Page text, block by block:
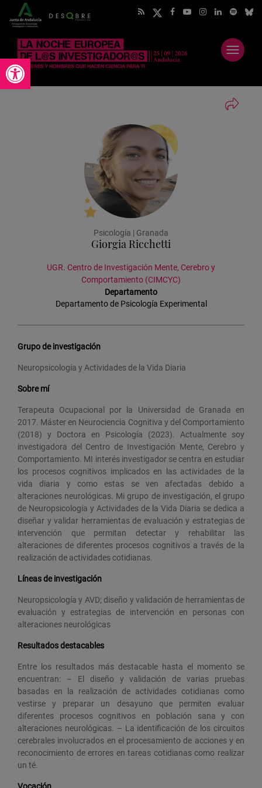
Abrir barra de herramientas
Abrir
menú
Psicología | Granada
Giorgia Ricchetti
UGR. Centro de Investigación Mente, Cerebro y
Comportamiento (CIMCYC)
Departamento
Departamento de Psicología Experimental
Grupo de investigación
Neuropsicología y Actividades de la Vida Diaria
Sobre mí
Terapeuta Ocupacional por la Universidad de Granada en
2017. Máster en Neurociencia Cognitiva y del Comportamiento
(2018) y Doctora en Psicología (2023). Actualmente soy
investigadora del Centro de Investigación Mente, Cerebro y
Comportamiento. MI interés investigador se centra en estudiar
los procesos cognitivos implicados en las actividades de la
vida diaria y como estas se ven afectadas debido a
alteraciones neurológicas. Mi grupo de investigación, el grupo
de Neuropsicología y Actividades de la Vida Diaria se dedica a
diseñar y validar herramientas de evaluación y estrategias de
intervención que permitan detectar y rehabilitar las
alteraciones de diferentes procesos cognitivos a través de la
realización de actividades cotidianas.
Líneas de investigación
Neuropsicología y AVD; diseño y validación de herramientas de
evaluación y estrategias de intervención en personas con
alteraciones neurológicas
Resultados destacables
Entre los resultados más destacable hasta el momento se
encuentran: – El diseño y validación de varias pruebas
basadas en la realización de actividades cotidianas como
vestirse y preparar un desayuno que permiten evaluar
diferentes procesos cognitivos en población sana y con
alteraciones neurológicas. – La identificación de los circuitos
cerebrales involucrados en el procesamiento de acciones y en
reconocimiento de errores en tareas cotidianas como realizar
un té.